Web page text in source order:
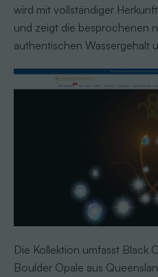
wird mit vollständiger
und zeigt die besprochenen
authentischen Wassergehalt
Die Kollektion umfasst Black
Boulder Opale aus